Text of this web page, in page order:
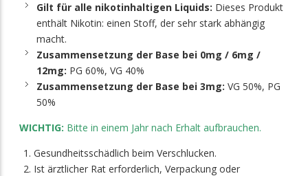
Gilt für alle nikotinhaltigen Liquids: Dieses Produkt
enthält Nikotin: einen Stoff, der sehr stark abhängig
macht.
Zusammensetzung der Base bei 0mg / 6mg /
12mg: PG 60%, VG 40%
Zusammensetzung der Base bei 3mg: VG 50%, PG
50%
WICHTIG: Bitte in einem Jahr nach Erhalt aufbrauchen.
Gesundheitsschädlich beim Verschlucken.
Ist ärztlicher Rat erforderlich, Verpackung oder